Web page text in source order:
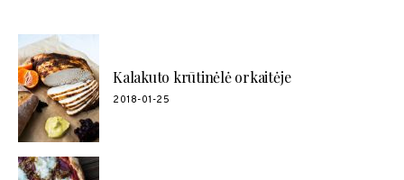
Kalakuto krūtinėlė orkaitėje
2018-01-25